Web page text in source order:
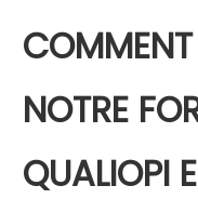
COMMENT
NOTRE
QUALIOPI